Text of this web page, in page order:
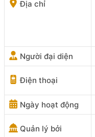
Địa chỉ
Người đại diện
Điện thoại
Ngày hoạt động
Quản lý bởi